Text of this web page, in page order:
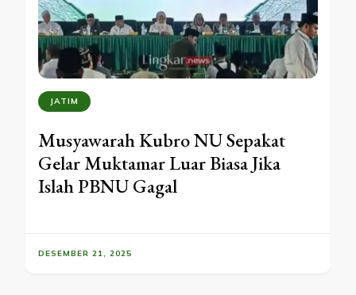
JATIM
Musyawarah Kubro NU Sepakat
Gelar Muktamar Luar Biasa Jika
Islah PBNU Gagal
DESEMBER 21, 2025